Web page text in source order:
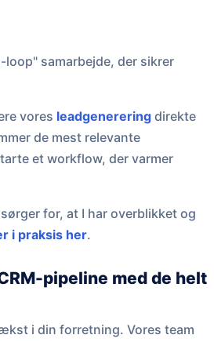
loop" samarbejde, der sikrer
vores leadgenereringdirekte
de mest relevante
et workflow, der varmer
for, at I har overblikket og
i praksis her.
pipeline med de helt
i din forretning. Vores team